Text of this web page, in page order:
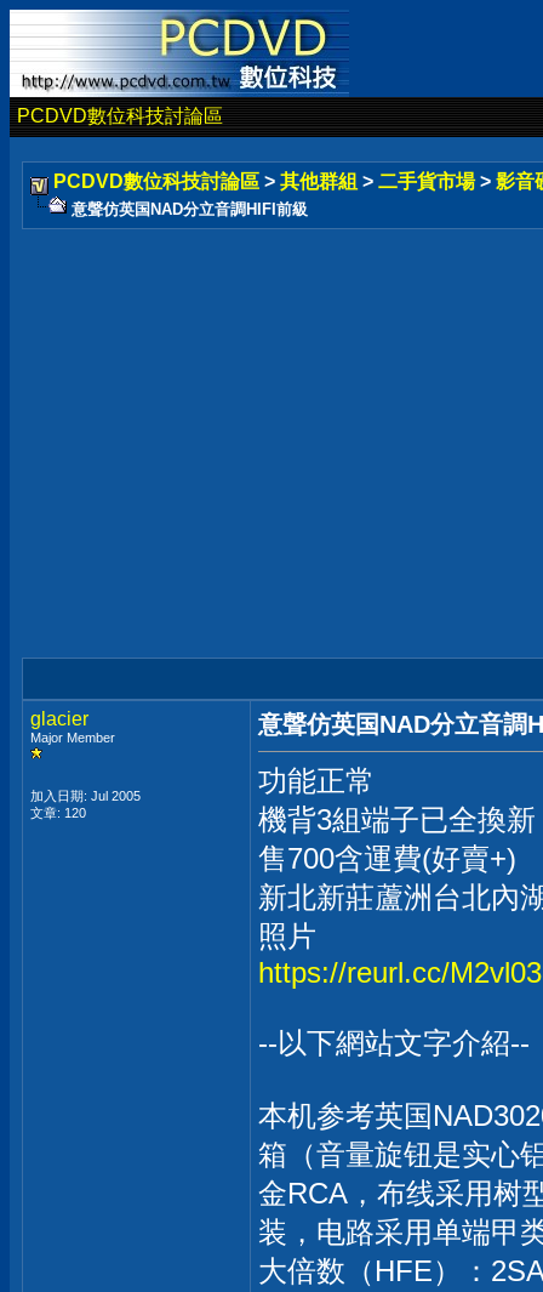
PCDVD數位科技討論區
PCDVD數位科技討論區 > 其他群組 > 二手貨市場 > 影音
意聲仿英国NAD分立音調HIFI前級
glacier
Major Member
加入日期: Jul 2005
文章: 120
意聲仿英国NAD分立音調
功能正常
機背3組端子已全換新
售700含運費(好賣+)
新北新莊蘆洲台北內
照片
https://reurl.cc/M2vl03
--以下網站文字介紹--
本机参考英国
箱（音量旋钮是实心
金RCA，布线采用树
装，电路采用单端甲
大倍数（HFE）：